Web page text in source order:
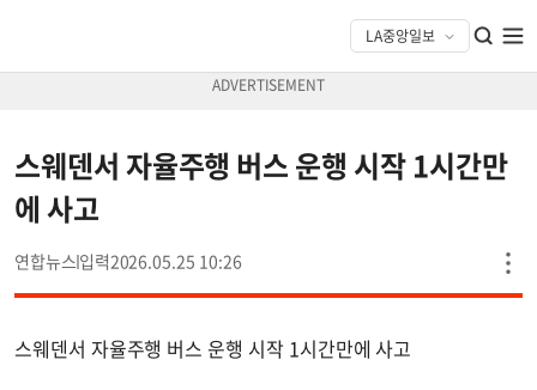
스웨덴서 자율주행 버스 운행 시작 1시간만
에 사고
연합뉴스 2026.05.25 10:26
스웨덴서 자율주행 버스 운행 시작 1시간만에 사고